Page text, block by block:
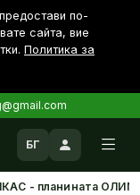
по-
сайта, вие
Политика за
БГ
- планината